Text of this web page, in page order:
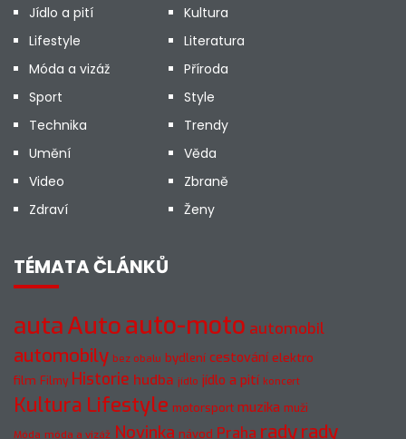
Jídlo a pití
Kultura
Lifestyle
Literatura
Móda a vizáž
Příroda
Sport
Style
Technika
Trendy
Umění
Věda
Video
Zbraně
Zdraví
Ženy
TÉMATA ČLÁNKŮ
autaAutoauto-moto automobil
automobily bez obalu bydlení cestování elektro
film Filmy Historie hudba jídlo jídlo a pití koncert
Kultura Lifestyle motorsport muzika muži
Móda móda a vizáž Novinka návod Praha radyrady